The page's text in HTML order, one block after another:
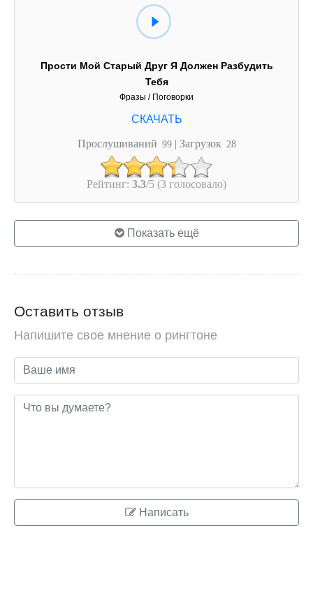
Прости Мой Старый Друг Я Должен Разбудить
Тебя
Фразы / Поговорки
Прослушиваний 99 | Загрузок 28
Рейтинг: 3.3/5 (3 голосовало)
Показать ещё
Оставить отзыв
Напишите свое мнение о рингтоне
Написать